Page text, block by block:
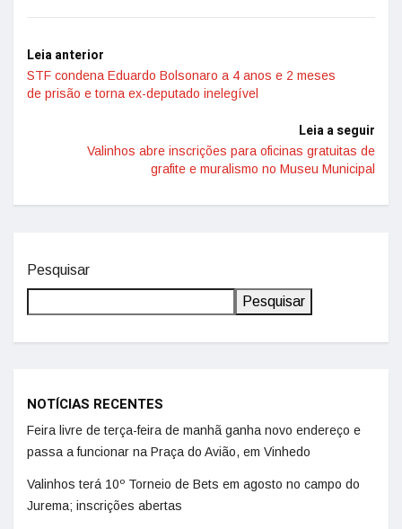
Leia anterior
STF condena Eduardo Bolsonaro a 4 anos e 2 meses
de prisão e torna ex-deputado inelegível
Leia a seguir
Valinhos abre inscrições para oficinas gratuitas de
grafite e muralismo no Museu Municipal
Pesquisar
Pesquisar
NOTÍCIAS RECENTES
Feira livre de terça-feira de manhã ganha novo endereço e
passa a funcionar na Praça do Avião, em Vinhedo
Valinhos terá 10º Torneio de Bets em agosto no campo do
Jurema; inscrições abertas